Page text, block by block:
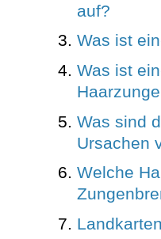
auf?
Was ist
Was ist
Was sind
Ursachen
Welche